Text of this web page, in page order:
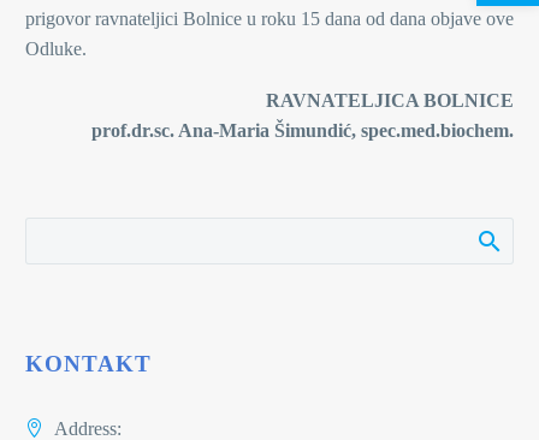
prigovor ravnateljici Bolnice u roku 15 dana od dana objave ove
Odluke.
RAVNATELJICA BOLNICE
prof.dr.sc. Ana-Maria Šimundić, spec.med.biochem.
KONTAKT
Address: